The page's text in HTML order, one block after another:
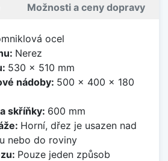
Možnosti a ceny dopravy
ocel
Nerez
530 x 510 mm
nádoby: 500 x 400 x 180
skříňky: 600 mm
Horní, dřez je usazen nad
nebo do roviny
Pouze jeden způsob